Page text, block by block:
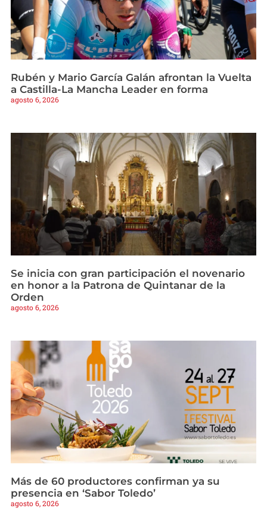
Rubén y Mario García Galán afrontan la Vuelta
a Castilla-La Mancha Leader en forma
agosto 6, 2026
Se inicia con gran participación el novenario
en honor a la Patrona de Quintanar de la
Orden
agosto 6, 2026
Más de 60 productores confirman ya su
presencia en ‘Sabor Toledo’
agosto 6, 2026